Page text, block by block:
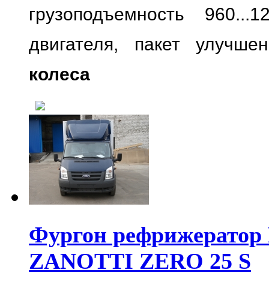
грузоподъемность
двигателя, пакет
колеса
Фургон рефрижератор
ZANOTTI ZERO 25 S